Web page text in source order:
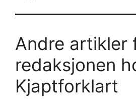
Andre artikler
redaksjonen
Kjaptforklart